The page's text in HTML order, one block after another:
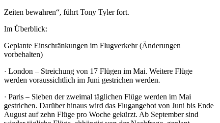
Zeiten bewahren“, führt Tony Tyler fort.
Im Überblick:
Geplante Einschränkungen im Flugverkehr (Änderungen
vorbehalten)
· London – Streichung von 17 Flügen im Mai. Weitere Flüge
werden voraussichtlich im Juni gestrichen werden.
· Paris – Sieben der zweimal täglichen Flüge werden im Mai
gestrichen. Darüber hinaus wird das Flugangebot von Juni bis Ende
August auf zehn Flüge pro Woche gekürzt. Ab September sind